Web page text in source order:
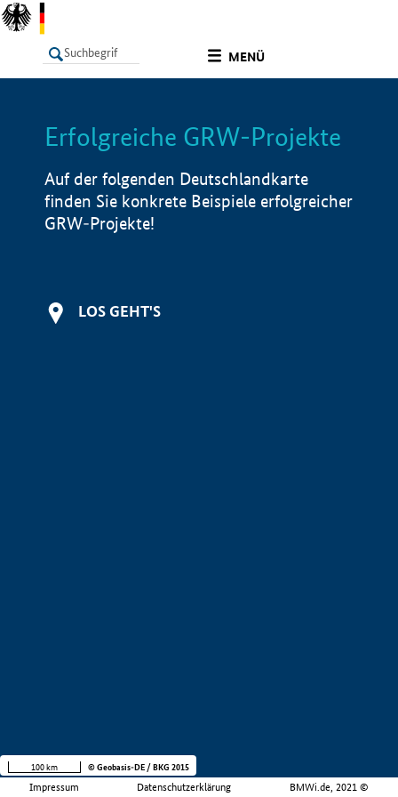
MENÜ
LISTE Info
Erfolgreiche GRW-Projekte
Auf der folgenden Deutschlandkarte
finden Sie konkrete Beispiele erfolgreicher
GRW-Projekte!
LOS GEHT'S
Impressum Datenschutzerklärung BMWi.de, 2021 ©
100 km © Geobasis-DE / BKG 2015